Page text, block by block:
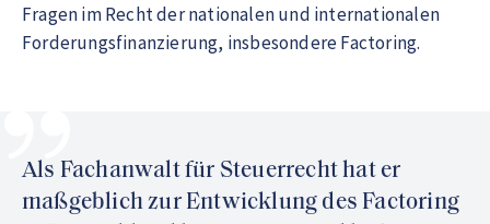
Fragen im Recht der nationalen und internationalen
Forderungsfinanzierung, insbesondere Factoring.
Als Fachanwalt für Steuerrecht hat er
maßgeblich zur Entwicklung des Factoring